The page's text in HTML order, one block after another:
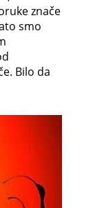
znače
smo
Bilo da